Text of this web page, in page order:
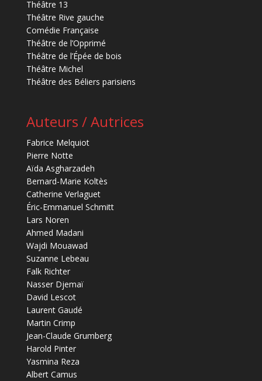
Théâtre 13
Théâtre Rive gauche
Comédie Française
Théâtre de l’Opprimé
Théâtre de l’Épée de bois
Théâtre Michel
Théâtre des Béliers parisiens
Auteurs / Autrices
Fabrice Melquiot
Pierre Notte
Aïda Asgharzadeh
Bernard-Marie Koltès
Catherine Verlaguet
Éric-Emmanuel Schmitt
Lars Noren
Ahmed Madani
Wajdi Mouawad
Suzanne Lebeau
Falk Richter
Nasser Djemaï
David Lescot
Laurent Gaudé
Martin Crimp
Jean-Claude Grumberg
Harold Pinter
Yasmina Reza
Albert Camus